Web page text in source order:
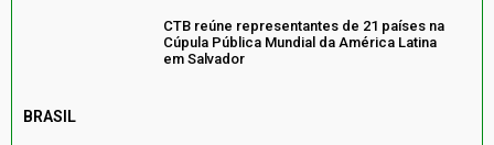
CTB reúne representantes de 21 países na
Cúpula Pública Mundial da América Latina
em Salvador
BRASIL